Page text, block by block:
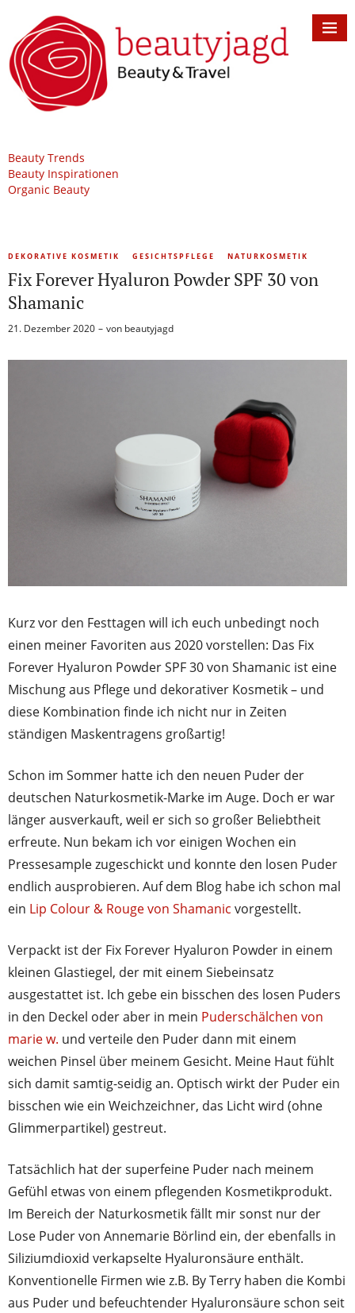
Beauty Trends
Beauty Inspirationen
Organic Beauty
DEKORATIVE KOSMETIK GESICHTSPFLEGE NATURKOSMETIK
Fix Forever Hyaluron Powder SPF 30 von
Shamanic
21. Dezember 2020 von beautyjagd
Kurz vor den Festtagen will ich euch unbedingt noch
einen meiner Favoriten aus 2020 vorstellen: Das Fix
Forever Hyaluron Powder SPF 30 von Shamanic ist eine
Mischung aus Pflege und dekorativer Kosmetik – und
diese Kombination finde ich nicht nur in Zeiten
ständigen Maskentragens großartig!
Schon im Sommer hatte ich den neuen Puder der
deutschen Naturkosmetik-Marke im Auge. Doch er war
länger ausverkauft, weil er sich so großer Beliebtheit
erfreute. Nun bekam ich vor einigen Wochen ein
Pressesample zugeschickt und konnte den losen Puder
endlich ausprobieren. Auf dem Blog habe ich schon mal
ein Lip Colour & Rouge von Shamanic vorgestellt.
Verpackt ist der Fix Forever Hyaluron Powder in einem
kleinen Glastiegel, der mit einem Siebeinsatz
ausgestattet ist. Ich gebe ein bisschen des losen Puders
in den Deckel oder aber in mein Puderschälchen von
marie w. und verteile den Puder dann mit einem
weichen Pinsel über meinem Gesicht. Meine Haut fühlt
sich damit samtig-seidig an. Optisch wirkt der Puder ein
bisschen wie ein Weichzeichner, das Licht wird (ohne
Glimmerpartikel) gestreut.
Tatsächlich hat der superfeine Puder nach meinem
Gefühl etwas von einem pflegenden Kosmetikprodukt.
Im Bereich der Naturkosmetik fällt mir sonst nur der
Lose Puder von Annemarie Börlind ein, der ebenfalls in
Siliziumdioxid verkapselte Hyaluronsäure enthält.
Konventionelle Firmen wie z.B. By Terry haben die Kombi
aus Puder und befeuchtender Hyaluronsäure schon seit